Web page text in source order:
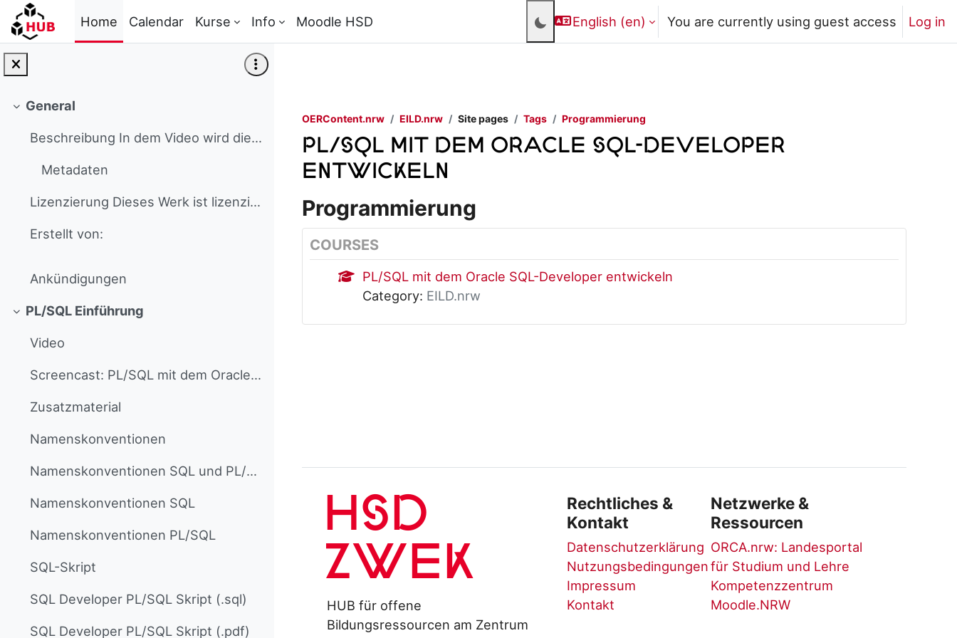
Skip to main content
Home Calendar Kurse Info Moodle HSD English ‎(en)‎ You are currently using guest access Log in
Collapse
General
Beschreibung In dem Video wird die Entwickl...
Metadaten
Lizenzierung Dieses Werk ist lizenziert unter...
Erstellt von:
Ankündigungen
Collapse
PL/SQL Einführung
Video
Screencast: PL/SQL mit dem Oracle SQL-Developer entwickeln - Wie der Einstieg und die Fehlersuche gelingt (Einbettung ORCA-Link)
Zusatzmaterial
Namenskonventionen
Namenskonventionen SQL und PL/SQL
Namenskonventionen SQL
Namenskonventionen PL/SQL
SQL-Skript
SQL Developer PL/SQL Skript (.sql)
SQL Developer PL/SQL Skript (.pdf)
OERContent.nrw EILD.nrw Site pages Tags Programmierung
PL/SQL mit dem Oracle SQL-Developer
entwickeln
Programmierung
COURSES
PL/SQL mit dem Oracle SQL-Developer entwickeln
Category: EILD.nrw
HSD
ZWEK
HUB für offene
Bildungsressourcen am Zentrum
Rechtliches &
Kontakt
Datenschutzerklärung
Nutzungsbedingungen
Impressum
Kontakt
Netzwerke &
Ressourcen
ORCA.nrw: Landesportal
für Studium und Lehre
Kompetenzzentrum
Moodle.NRW